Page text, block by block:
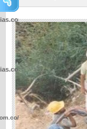
wp-
wp-
wp-